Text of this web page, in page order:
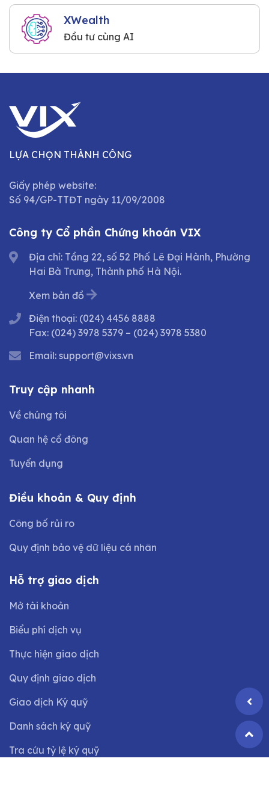
XWealth
Đầu tư cùng AI
LỰA CHỌN THÀNH CÔNG
Giấy phép website:
Số 94/GP-TTĐT ngày 11/09/2008
Công ty Cổ phần Chứng khoán VIX
Địa chỉ: Tầng 22, số 52 Phố Lê Đại Hành, Phường
Hai Bà Trưng, Thành phố Hà Nội.
Xem bản đồ
Điện thoại: (024) 4456 8888
Fax: (024) 3978 5379 – (024) 3978 5380
Email: support@vixs.vn
Truy cập nhanh
Về chúng tôi
Quan hệ cổ đông
Tuyển dụng
Điều khoản & Quy định
Công bố rủi ro
Quy định bảo vệ dữ liệu cá nhân
Hỗ trợ giao dịch
Mở tài khoản
Biểu phí dịch vụ
Thực hiện giao dịch
Quy định giao dịch
Giao dịch Ký quỹ
Danh sách ký quỹ
Tra cứu tỷ lệ ký quỹ